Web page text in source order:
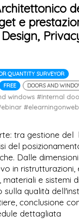
e
QUANTITY SURVEYOR
FREE DOORS AND
windows #Internal
#elearningonweb
tra gestione del
del
Dalle
in ristrutturazioni,
materiali e sistemi
sulla qualità
conclusione
dettagliata